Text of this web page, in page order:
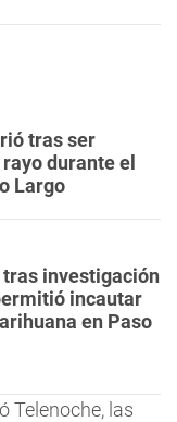
tras ser
durante el
Largo
investigación
incautar
en Paso
Telenoche, las